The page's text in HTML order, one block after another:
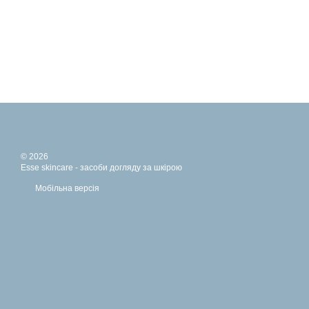
© 2026
Esse skincare - засоби догляду за шкірою
Мобільна версія